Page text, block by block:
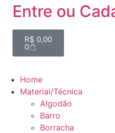
Entre ou
R$ 0,00
0
Home
Material/Técnica
Algodão
Barro
Borracha